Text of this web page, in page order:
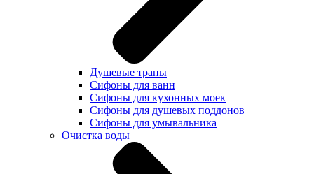
Душевые трапы
Сифоны для ванн
Сифоны для кухонных моек
Сифоны для душевых поддонов
Сифоны для умывальника
Очистка воды